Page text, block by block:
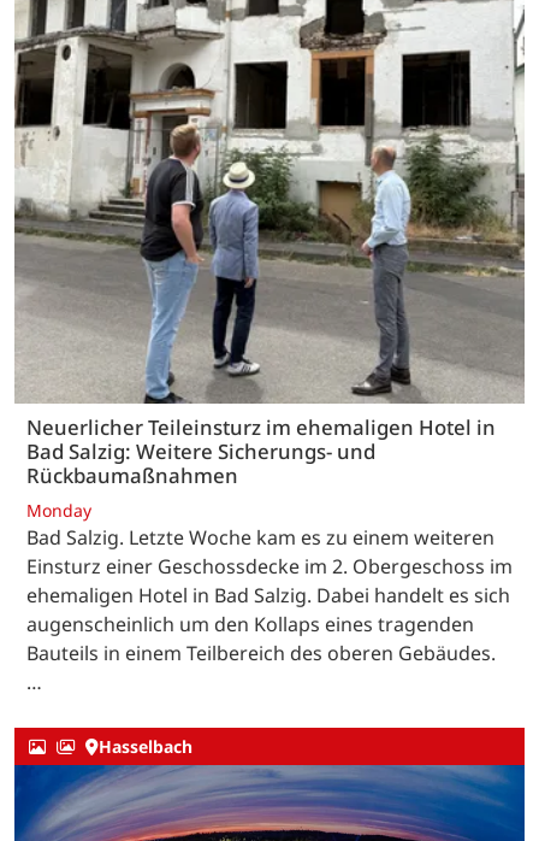
Neuerlicher Teileinsturz im ehemaligen Hotel in
Bad Salzig: Weitere Sicherungs- und
Rückbaumaßnahmen
Monday
Bad Salzig. Letzte Woche kam es zu einem weiteren
Einsturz einer Geschossdecke im 2. Obergeschoss im
ehemaligen Hotel in Bad Salzig. Dabei handelt es sich
augenscheinlich um den Kollaps eines tragenden
Bauteils in einem Teilbereich des oberen Gebäudes.
…
Hasselbach